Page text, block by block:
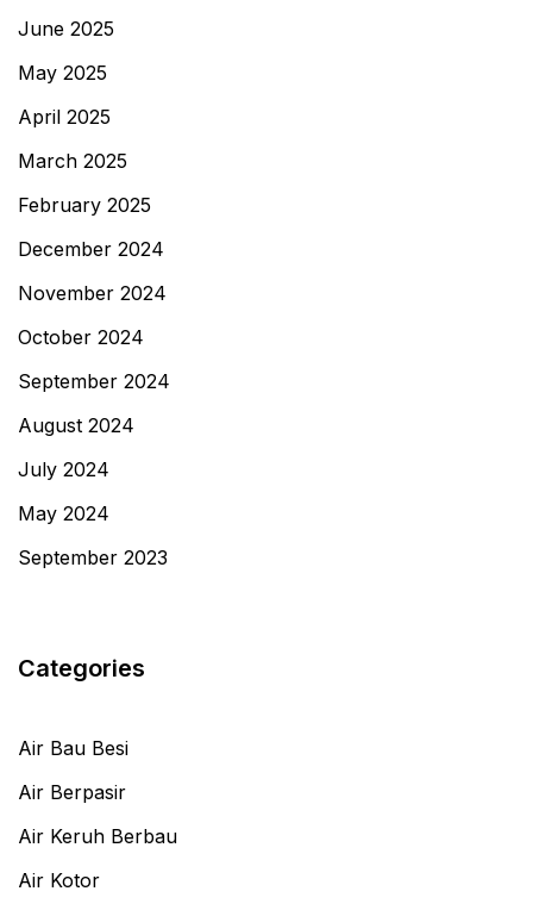
June 2025
May 2025
April 2025
March 2025
February 2025
December 2024
November 2024
October 2024
September 2024
August 2024
July 2024
May 2024
September 2023
Categories
Air Bau Besi
Air Berpasir
Air Keruh Berbau
Air Kotor